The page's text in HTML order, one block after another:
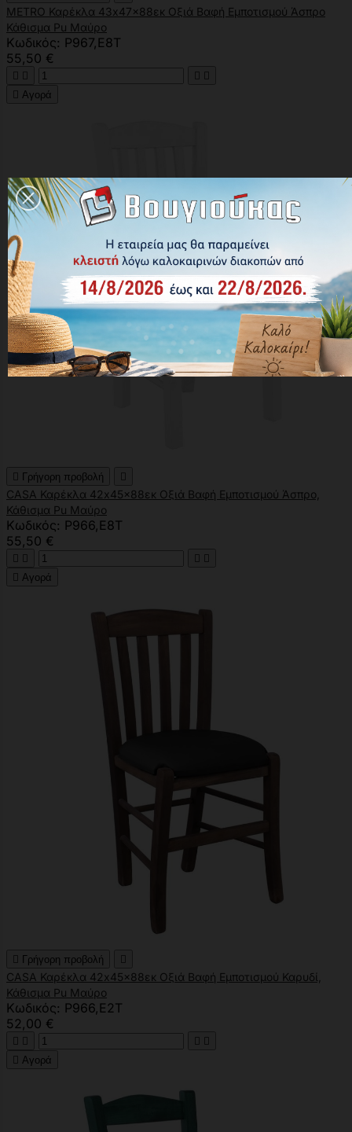
METRO Καρέκλα 43x47x88εκ Οξιά Βαφή Εμποτισμού Άσπρο
Κάθισμα Pu Μαύρο
Κωδικός: Ρ967,Ε8Τ
55,50 €
   
 Αγορά
 Γρήγορη προβολή 
CASA Καρέκλα 42x45x88εκ Οξιά Βαφή Εμποτισμού Άσπρο,
Κάθισμα Pu Μαύρο
Κωδικός: Ρ966,Ε8Τ
55,50 €
   
 Αγορά
 Γρήγορη προβολή 
CASA Καρέκλα 42x45x88εκ Οξιά Βαφή Εμποτισμού Καρυδί,
Κάθισμα Pu Μαύρο
Κωδικός: Ρ966,Ε2Τ
52,00 €
   
 Αγορά